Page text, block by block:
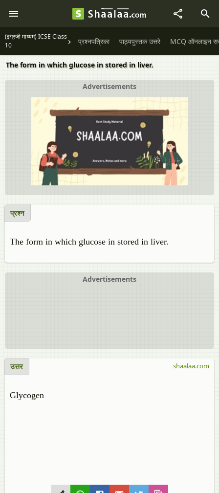
(इंग्रजी माध्यम) ICSE Class
10
प्रश्नपत्रिका पाठ्यपुस्तक उत्तरे MCQ ऑनलाइन
The form in which glucose in stored in liver.
Advertisements
प्रश्न
The form in which glucose in stored in liver.
Advertisements
उत्तर
Glycogen
shaalaa.com